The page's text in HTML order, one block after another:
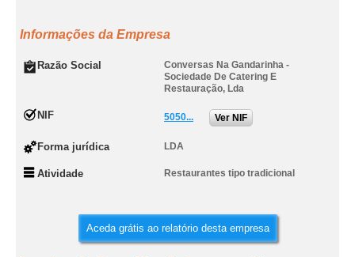
Informações da Empresa
Razão Social
Conversas Na Gandarinha -
Sociedade De Catering E
Restauração, Lda
NIF 5050... Ver NIF
Forma jurídica LDA
Atividade Restaurantes tipo tradicional
Aceda grátis ao relatório desta empresa